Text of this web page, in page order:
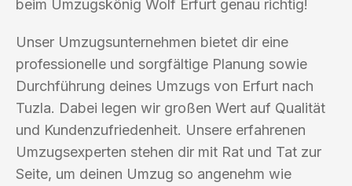
beim Umzugskönig Wolf Erfurt genau richtig!
Unser Umzugsunternehmen bietet dir eine
professionelle und sorgfältige Planung sowie
Durchführung deines Umzugs von Erfurt nach
Tuzla. Dabei legen wir großen Wert auf Qualität
und Kundenzufriedenheit. Unsere erfahrenen
Umzugsexperten stehen dir mit Rat und Tat zur
Seite, um deinen Umzug so angenehm wie